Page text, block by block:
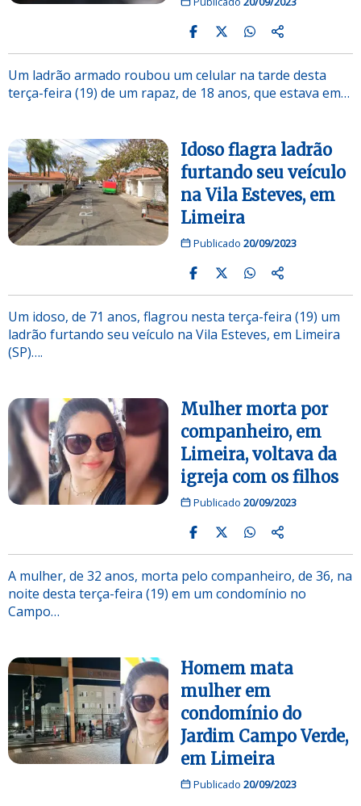
Um ladrão armado roubou um celular na tarde desta
terça-feira (19) de um rapaz, de 18 anos, que estava em…
Idoso flagra ladrão
furtando seu veículo
na Vila Esteves, em
Limeira
Publicado 20/09/2023
Um idoso, de 71 anos, flagrou nesta terça-feira (19) um
ladrão furtando seu veículo na Vila Esteves, em Limeira
(SP)….
Mulher morta por
companheiro, em
Limeira, voltava da
igreja com os filhos
Publicado 20/09/2023
A mulher, de 32 anos, morta pelo companheiro, de 36, na
noite desta terça-feira (19) em um condomínio no
Campo…
Homem mata
mulher em
condomínio do
Jardim Campo Verde,
em Limeira
Publicado 20/09/2023